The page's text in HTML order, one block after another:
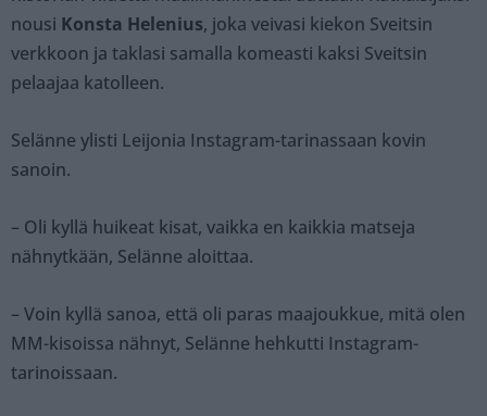
nousi Konsta Helenius, joka veivasi kiekon Sveitsin
verkkoon ja taklasi samalla komeasti kaksi Sveitsin
pelaajaa katolleen.
Selänne ylisti Leijonia Instagram-tarinassaan kovin
sanoin.
– Oli kyllä huikeat kisat, vaikka en kaikkia matseja
nähnytkään, Selänne aloittaa.
– Voin kyllä sanoa, että oli paras maajoukkue, mitä olen
MM-kisoissa nähnyt, Selänne hehkutti Instagram-
tarinoissaan.